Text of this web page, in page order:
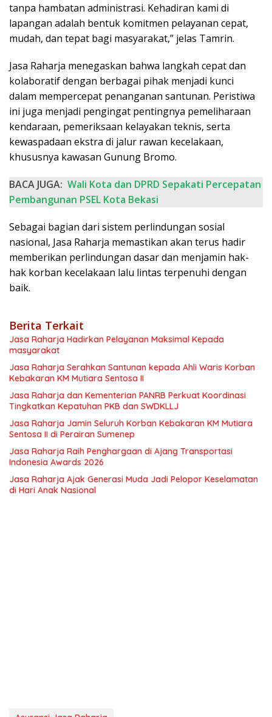
tanpa hambatan administrasi. Kehadiran kami di
lapangan adalah bentuk komitmen pelayanan cepat,
mudah, dan tepat bagi masyarakat,” jelas Tamrin.
Jasa Raharja menegaskan bahwa langkah cepat dan
kolaboratif dengan berbagai pihak menjadi kunci
dalam mempercepat penanganan santunan. Peristiwa
ini juga menjadi pengingat pentingnya pemeliharaan
kendaraan, pemeriksaan kelayakan teknis, serta
kewaspadaan ekstra di jalur rawan kecelakaan,
khususnya kawasan Gunung Bromo.
BACA JUGA: Wali Kota dan DPRD Sepakati Percepatan
Pembangunan PSEL Kota Bekasi
Sebagai bagian dari sistem perlindungan sosial
nasional, Jasa Raharja memastikan akan terus hadir
memberikan perlindungan dasar dan menjamin hak-
hak korban kecelakaan lalu lintas terpenuhi dengan
baik.
Berita Terkait
Jasa Raharja Hadirkan Pelayanan Maksimal Kepada
masyarakat
Jasa Raharja Serahkan Santunan kepada Ahli Waris Korban
Kebakaran KM Mutiara Sentosa II
Jasa Raharja dan Kementerian PANRB Perkuat Koordinasi
Tingkatkan Kepatuhan PKB dan SWDKLLJ
Jasa Raharja Jamin Seluruh Korban Kebakaran KM Mutiara
Sentosa II di Perairan Sumenep
Jasa Raharja Raih Penghargaan di Ajang Transportasi
Indonesia Awards 2026
Jasa Raharja Ajak Generasi Muda Jadi Pelopor Keselamatan
di Hari Anak Nasional